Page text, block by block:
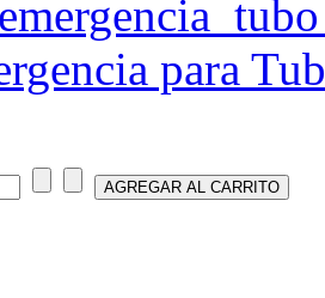
para